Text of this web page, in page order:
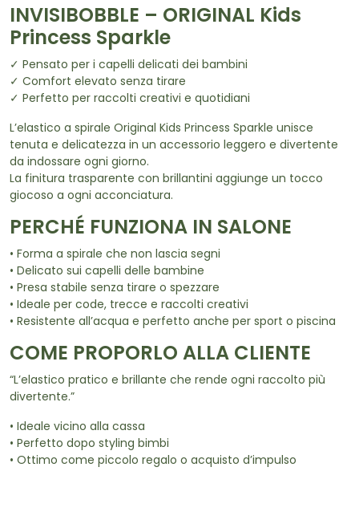
INVISIBOBBLE – ORIGINAL Kids
Princess Sparkle
✓ Pensato per i capelli delicati dei bambini
✓ Comfort elevato senza tirare
✓ Perfetto per raccolti creativi e quotidiani
L’elastico a spirale Original Kids Princess Sparkle unisce
tenuta e delicatezza in un accessorio leggero e divertente
da indossare ogni giorno.
La finitura trasparente con brillantini aggiunge un tocco
giocoso a ogni acconciatura.
PERCHÉ FUNZIONA IN SALONE
• Forma a spirale che non lascia segni
• Delicato sui capelli delle bambine
• Presa stabile senza tirare o spezzare
• Ideale per code, trecce e raccolti creativi
• Resistente all’acqua e perfetto anche per sport o piscina
COME PROPORLO ALLA CLIENTE
“L’elastico pratico e brillante che rende ogni raccolto più
divertente.”
• Ideale vicino alla cassa
• Perfetto dopo styling bimbi
• Ottimo come piccolo regalo o acquisto d’impulso